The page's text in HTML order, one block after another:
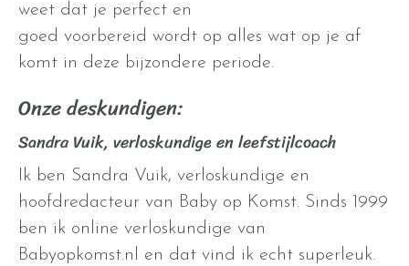
weet dat je perfect en
goed voorbereid wordt op alles wat op je af
komt in deze bijzondere periode.
Onze deskundigen:
Sandra Vuik, verloskundige en leefstijlcoach
Ik ben Sandra Vuik, verloskundige en
hoofdredacteur van Baby op Komst. Sinds 1999
ben ik online verloskundige van
Babyopkomst.nl en dat vind ik echt superleuk.